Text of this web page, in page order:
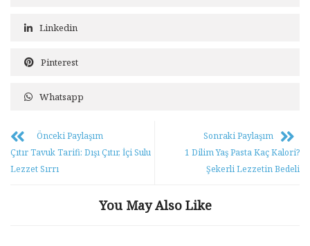
Linkedin
Pinterest
Whatsapp
Önceki Paylaşım
Çıtır Tavuk Tarifi: Dışı Çıtır, İçi Sulu
Lezzet Sırrı
Sonraki Paylaşım
1 Dilim Yaş Pasta Kaç Kalori?
Şekerli Lezzetin Bedeli
You May Also Like